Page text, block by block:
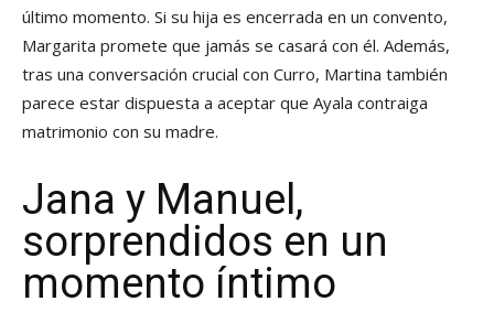
último momento. Si su hija es encerrada en un convento,
Margarita promete que jamás se casará con él. Además,
tras una conversación crucial con Curro, Martina también
parece estar dispuesta a aceptar que Ayala contraiga
matrimonio con su madre.
Jana y Manuel,
sorprendidos en un
momento íntimo